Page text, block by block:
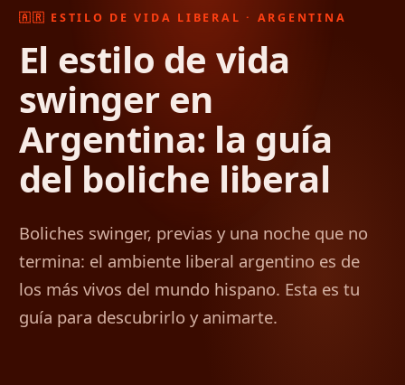
🇦🇷 ESTILO DE VIDA LIBERAL · ARGENTINA
El estilo de vida
swinger en
Argentina: la guía
del boliche liberal
Boliches swinger, previas y una noche que no
termina: el ambiente liberal argentino es de
los más vivos del mundo hispano. Esta es tu
guía para descubrirlo y animarte.